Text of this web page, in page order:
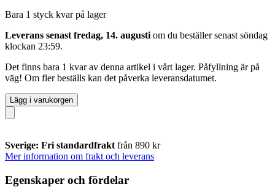
Bara 1 styck kvar på lager
Leverans senast fredag, 14. augusti om du beställer senast söndag
klockan 23:59.
Det finns bara 1 kvar av denna artikel i vårt lager. Påfyllning är på
väg! Om fler beställs kan det påverka leveransdatumet.
Lägg i varukorgen
Sverige: Fri standardfrakt från 890 kr
Mer information om frakt och leverans
Egenskaper och fördelar